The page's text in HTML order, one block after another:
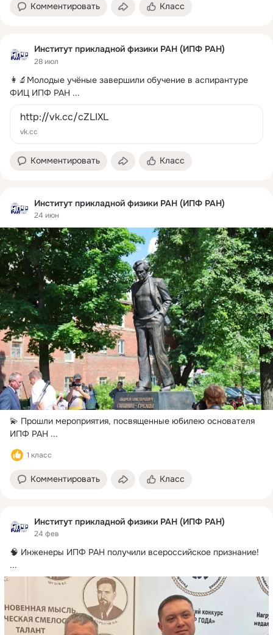
Комментировать Класс
Институт прикладной физики РАН (ИПФ РАН)
28 июл
👩‍🔬Молодые учёные завершили обучение в аспирантуре
ФИЦ ИПФ РАН ...
http://vk.cc/cZLIXL
vk.cc
Комментировать Класс
Институт прикладной физики РАН (ИПФ РАН)
24 июн
💫 Прошли мероприятия, посвященные юбилею основателя
ИПФ РАН ...
1 класс
Комментировать Класс
Институт прикладной физики РАН (ИПФ РАН)
24 фев
🧠 Инженеры ИПФ РАН получили всероссийское признание!
...